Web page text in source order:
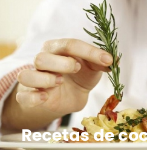
Recetas de